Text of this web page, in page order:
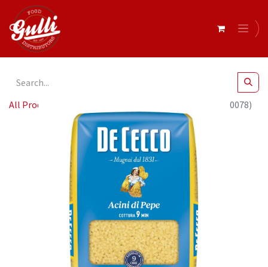
All Products De Cecco ACINI DI PEPE 24 x 500g (QSX0078)